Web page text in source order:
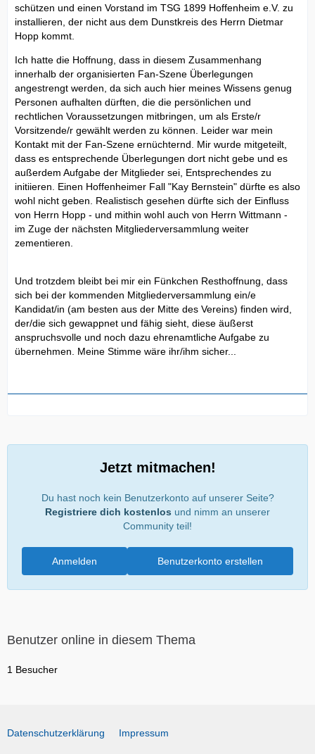
schützen und einen Vorstand im TSG 1899 Hoffenheim e.V. zu
installieren, der nicht aus dem Dunstkreis des Herrn Dietmar
Hopp kommt.
Ich hatte die Hoffnung, dass in diesem Zusammenhang
innerhalb der organisierten Fan-Szene Überlegungen
angestrengt werden, da sich auch hier meines Wissens genug
Personen aufhalten dürften, die die persönlichen und
rechtlichen Voraussetzungen mitbringen, um als Erste/r
Vorsitzende/r gewählt werden zu können. Leider war mein
Kontakt mit der Fan-Szene ernüchternd. Mir wurde mitgeteilt,
dass es entsprechende Überlegungen dort nicht gebe und es
außerdem Aufgabe der Mitglieder sei, Entsprechendes zu
initiieren. Einen Hoffenheimer Fall "Kay Bernstein" dürfte es also
wohl nicht geben. Realistisch gesehen dürfte sich der Einfluss
von Herrn Hopp - und mithin wohl auch von Herrn Wittmann -
im Zuge der nächsten Mitgliederversammlung weiter
zementieren.
Und trotzdem bleibt bei mir ein Fünkchen Resthoffnung, dass
sich bei der kommenden Mitgliederversammlung ein/e
Kandidat/in (am besten aus der Mitte des Vereins) finden wird,
der/die sich gewappnet und fähig sieht, diese äußerst
anspruchsvolle und noch dazu ehrenamtliche Aufgabe zu
übernehmen. Meine Stimme wäre ihr/ihm sicher...
Jetzt mitmachen!
Du hast noch kein Benutzerkonto auf unserer Seite?
Registriere dich kostenlos und nimm an unserer
Community teil!
Benutzerkonto erstellen
Anmelden
Benutzer online in diesem Thema
1 Besucher
Datenschutzerklärung Impressum